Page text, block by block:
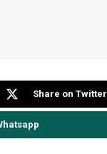
Share on Twitter